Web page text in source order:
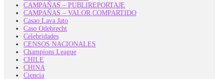
CAMPAÑAS – PUBLIREPORTAJE
CAMPAÑAS – VALOR COMPARTIDO
Casao Lava Jato
Caso Odebrecht
Celebridades
CENSOS NACIONALES
Champions League
CHILE
CHINA
Ciencia